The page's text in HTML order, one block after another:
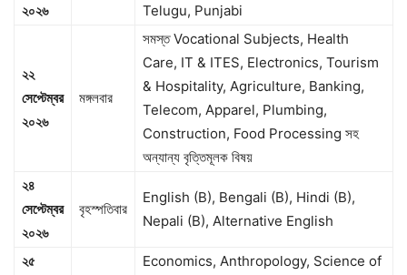
২০২৬
Telugu, Punjabi
২২
সেপ্টেম্বর
২০২৬
মঙ্গলবার
সমস্ত Vocational Subjects, Health
Care, IT & ITES, Electronics, Tourism
& Hospitality, Agriculture, Banking,
Telecom, Apparel, Plumbing,
Construction, Food Processing সহ
অন্যান্য বৃত্তিমূলক বিষয়
২৪
সেপ্টেম্বর
২০২৬
বৃহস্পতিবার
English (B), Bengali (B), Hindi (B),
Nepali (B), Alternative English
২৫
Economics, Anthropology, Science of